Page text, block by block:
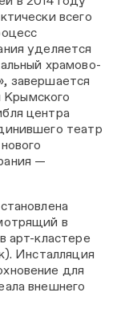
всего
уделяется
храмово-
завершается
центра
театр
—
в
арт-кластере
Инсталляция
для
внешнего